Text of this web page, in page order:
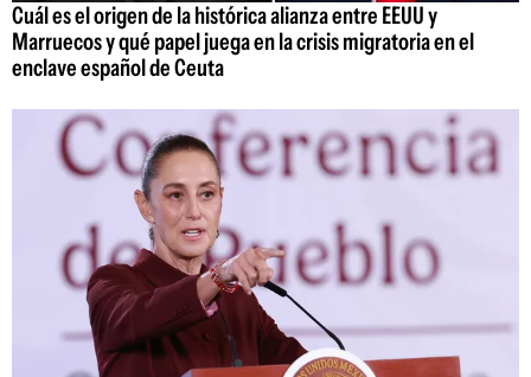
Cuál es el origen de la histórica alianza entre EEUU y
Marruecos y qué papel juega en la crisis migratoria en el
enclave español de Ceuta